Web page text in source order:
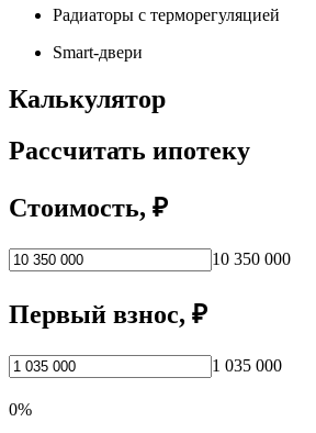
Радиаторы с терморегуляцией
Smart-двери
Калькулятор
Рассчитать ипотеку
Стоимость, ₽
10 350 000
Первый взнос, ₽
1 035 000
0%